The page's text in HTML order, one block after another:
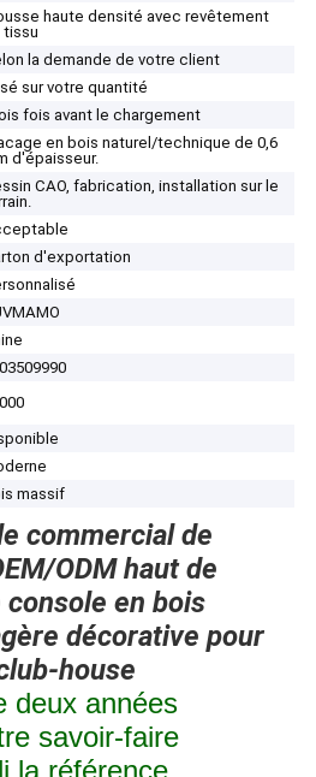
haute densité avec revêtement
tissu
la demande de votre client
sur votre quantité
fois avant le chargement
en bois naturel/technique de 0,6
d'épaisseur.
CAO, fabrication, installation sur le
d'exportation
massif
commercial de
ODM haut de
console en bois
décorative pour
house
deux années
savoir-faire
la référence